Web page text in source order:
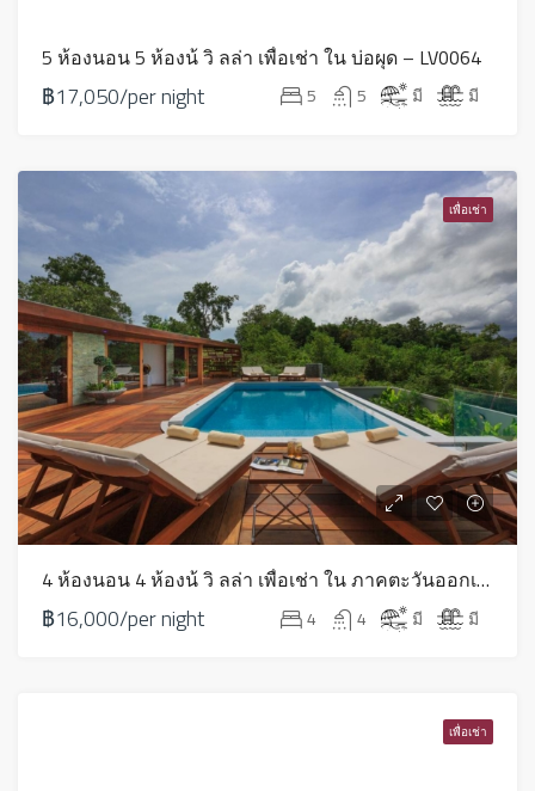
5 ห้องนอน 5 ห้องน้ วิ ลล่า เพื่อเช่า ใน บ่อผุด – LV0064
฿17,050/per night 5 5 มี มี
เพื่อเช่า
4 ห้องนอน 4 ห้องน้ วิ ลล่า เพื่อเช่า ใน ภาคตะวันออกเฉียงเหนือ – LV0039
฿16,000/per night 4 4 มี มี
เพื่อเช่า